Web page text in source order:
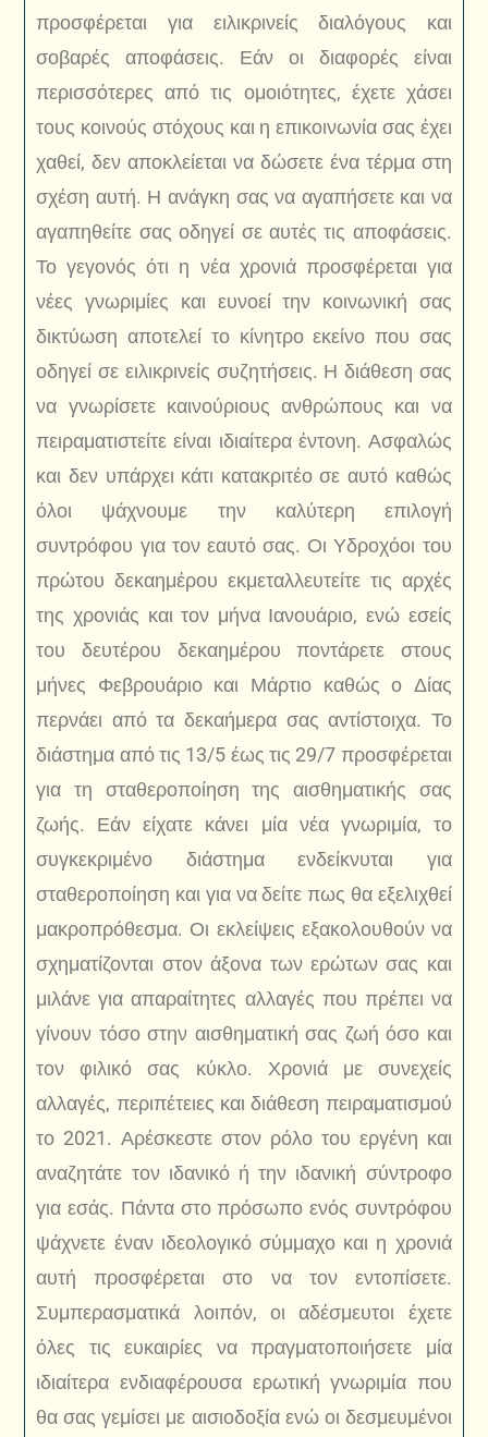
προσφέρεται για ειλικρινείς διαλόγους και
σοβαρές αποφάσεις. Εάν οι διαφορές είναι
περισσότερες από τις ομοιότητες, έχετε χάσει
τους κοινούς στόχους και η επικοινωνία σας έχει
χαθεί, δεν αποκλείεται να δώσετε ένα τέρμα στη
σχέση αυτή. Η ανάγκη σας να αγαπήσετε και να
αγαπηθείτε σας οδηγεί σε αυτές τις αποφάσεις.
Το γεγονός ότι η νέα χρονιά προσφέρεται για
νέες γνωριμίες και ευνοεί την κοινωνική σας
δικτύωση αποτελεί το κίνητρο εκείνο που σας
οδηγεί σε ειλικρινείς συζητήσεις. Η διάθεση σας
να γνωρίσετε καινούριους ανθρώπους και να
πειραματιστείτε είναι ιδιαίτερα έντονη. Ασφαλώς
και δεν υπάρχει κάτι κατακριτέο σε αυτό καθώς
όλοι ψάχνουμε την καλύτερη επιλογή
συντρόφου για τον εαυτό σας. Οι Υδροχόοι του
πρώτου δεκαημέρου εκμεταλλευτείτε τις αρχές
της χρονιάς και τον μήνα Ιανουάριο, ενώ εσείς
του δευτέρου δεκαημέρου ποντάρετε στους
μήνες Φεβρουάριο και Μάρτιο καθώς ο Δίας
περνάει από τα δεκαήμερα σας αντίστοιχα. Το
διάστημα από τις 13/5 έως τις 29/7 προσφέρεται
για τη σταθεροποίηση της αισθηματικής σας
ζωής. Εάν είχατε κάνει μία νέα γνωριμία, το
συγκεκριμένο διάστημα ενδείκνυται για
σταθεροποίηση και για να δείτε πως θα εξελιχθεί
μακροπρόθεσμα. Οι εκλείψεις εξακολουθούν να
σχηματίζονται στον άξονα των ερώτων σας και
μιλάνε για απαραίτητες αλλαγές που πρέπει να
γίνουν τόσο στην αισθηματική σας ζωή όσο και
τον φιλικό σας κύκλο. Χρονιά με συνεχείς
αλλαγές, περιπέτειες και διάθεση πειραματισμού
το 2021. Αρέσκεστε στον ρόλο του εργένη και
αναζητάτε τον ιδανικό ή την ιδανική σύντροφο
για εσάς. Πάντα στο πρόσωπο ενός συντρόφου
ψάχνετε έναν ιδεολογικό σύμμαχο και η χρονιά
αυτή προσφέρεται στο να τον εντοπίσετε.
Συμπερασματικά λοιπόν, οι αδέσμευτοι έχετε
όλες τις ευκαιρίες να πραγματοποιήσετε μία
ιδιαίτερα ενδιαφέρουσα ερωτική γνωριμία που
θα σας γεμίσει με αισιοδοξία ενώ οι δεσμευμένοι